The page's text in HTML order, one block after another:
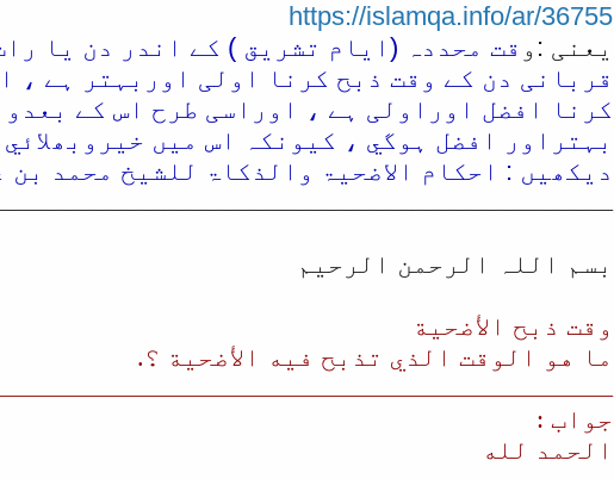
https://islamqa.info/ar/36755
یعنی :و قت محددہ (ایام تشریق ) کے اندر دن یا
قربانی دن کے وقت ذبح کرنا اولی اوربہتر ہے ،
کرنا افضل اوراولی ہے ، اوراسی طرح اس کے
بہتراور افضل ہوگي ، کیونکہ اس میں
دیکھیں : احکام الاضحیۃ والذکاۃ للشیخ محمد
بسم اللہ الرحمن الرحیم
وقت ذبح الأضحية
ما هو الوقت الذي تذبح فيه الأضحية ؟.
جواب :
الحمد لله